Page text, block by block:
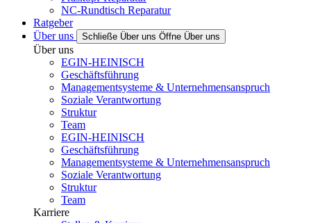
NC-Rundtisch Reparatur
Ratgeber
Über uns
Schließe Über uns Öffne Über uns
Über uns
EGIN-HEINISCH
Geschäftsführung
Managementsysteme & Unternehmensanspruch
Soziale Verantwortung
Struktur
Team
EGIN-HEINISCH
Geschäftsführung
Managementsysteme & Unternehmensanspruch
Soziale Verantwortung
Struktur
Team
Karriere